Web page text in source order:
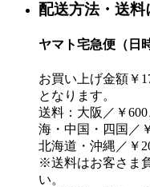
配送方法・送料
ヤマト宅急便（日
お買い上げ金額￥
となります。
送料：大阪／￥
海・中国・四国／
北海道・沖縄／￥
※送料はお客さま
い。